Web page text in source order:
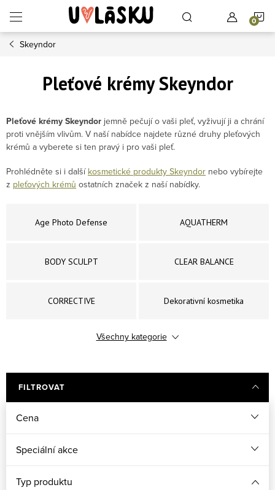
Skeyndor
Pleťové krémy Skeyndor
Pleťové krémy Skeyndor jemně pečují o vaši pleť, vyživují ji a chrání
proti vnějším vlivům. V naší nabídce najdete různé druhy pleťových
krémů a vyberete si ten pravý i pro vaši pleť.
Prohlédněte si i další kosmetické produkty Skeyndor nebo vybírejte
z pleťových krémů ostatních značek z naší nabídky.
Age Photo Defense AQUATHERM
BODY SCULPT CLEAR BALANCE
CORRECTIVE Dekorativní kosmetika
DERMAPEEL PROVšechny kategorie
FILTROVAT
Cena
Speciální akce
Typ produktu